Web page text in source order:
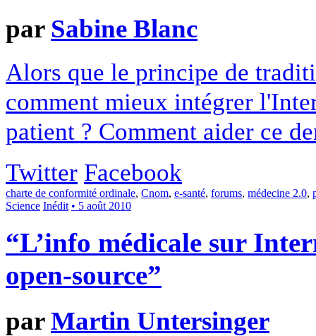
par Sabine Blanc
Alors que le principe de
comment mieux intégrer
patient ? Comment aider ce
Twitter Facebook
charte de conformité ordinale, Cnom, e-santé, forums, médecine 2.0,
Science Inédit • 5 août 2010
“L’info médicale sur
open-source”
parMartin Untersinger